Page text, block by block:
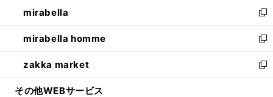
く
で
開
く
ド
ウ
で
開
く
ィ
ン
ド
ウ
で
開
い
ウ
ィ
ン
ド
ウ
mirabella
新
し
い
ウ
ィ
ン
mirabella homme
新
し
い
ウ
zakka market
新
し
その他WEBサービス